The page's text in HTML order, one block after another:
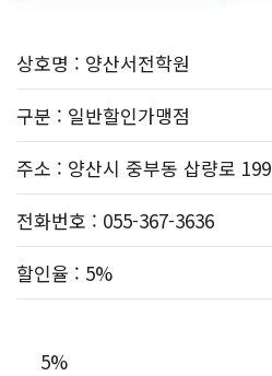
상호명 : 양산서전학원
구분 : 일반할인가맹점
주소 : 양산시 중부동 삽량로 199
전화번호 : 055-367-3636
할인율 : 5%
5%